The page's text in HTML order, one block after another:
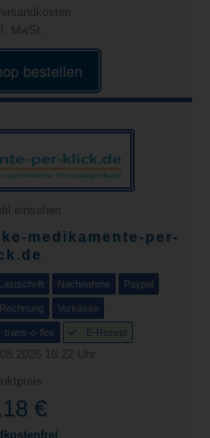
MwSt.
bestellen
einsehen
medikamente-per-
Nachnahme Paypal
Rechnung Vorkasse
trans-o-flex E-Rezept
16:22 Uhr
€